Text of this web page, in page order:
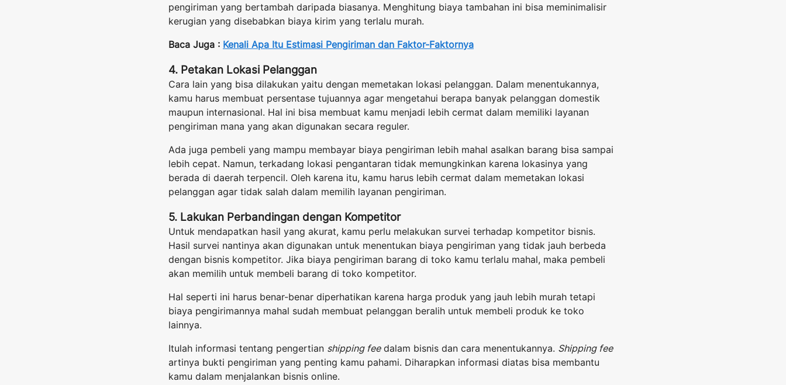
pengiriman yang bertambah daripada biasanya. Menghitung biaya tambahan ini bisa meminimalisir
kerugian yang disebabkan biaya kirim yang terlalu murah.
Baca Juga : Kenali Apa Itu Estimasi Pengiriman dan Faktor-Faktornya
4. Petakan Lokasi Pelanggan
Cara lain yang bisa dilakukan yaitu dengan memetakan lokasi pelanggan. Dalam menentukannya,
kamu harus membuat persentase tujuannya agar mengetahui berapa banyak pelanggan domestik
maupun internasional. Hal ini bisa membuat kamu menjadi lebih cermat dalam memiliki layanan
pengiriman mana yang akan digunakan secara reguler.
Ada juga pembeli yang mampu membayar biaya pengiriman lebih mahal asalkan barang bisa sampai
lebih cepat. Namun, terkadang lokasi pengantaran tidak memungkinkan karena lokasinya yang
berada di daerah terpencil. Oleh karena itu, kamu harus lebih cermat dalam memetakan lokasi
pelanggan agar tidak salah dalam memilih layanan pengiriman.
5. Lakukan Perbandingan dengan Kompetitor
Untuk mendapatkan hasil yang akurat, kamu perlu melakukan survei terhadap kompetitor bisnis.
Hasil survei nantinya akan digunakan untuk menentukan biaya pengiriman yang tidak jauh berbeda
dengan bisnis kompetitor. Jika biaya pengiriman barang di toko kamu terlalu mahal, maka pembeli
akan memilih untuk membeli barang di toko kompetitor.
Hal seperti ini harus benar-benar diperhatikan karena harga produk yang jauh lebih murah tetapi
biaya pengirimannya mahal sudah membuat pelanggan beralih untuk membeli produk ke toko
lainnya.
Itulah informasi tentang pengertian shipping feedalam bisnis dan cara menentukannya. Shipping fee
artinya bukti pengiriman yang penting kamu pahami. Diharapkan informasi diatas bisa membantu
kamu dalam menjalankan bisnis online.